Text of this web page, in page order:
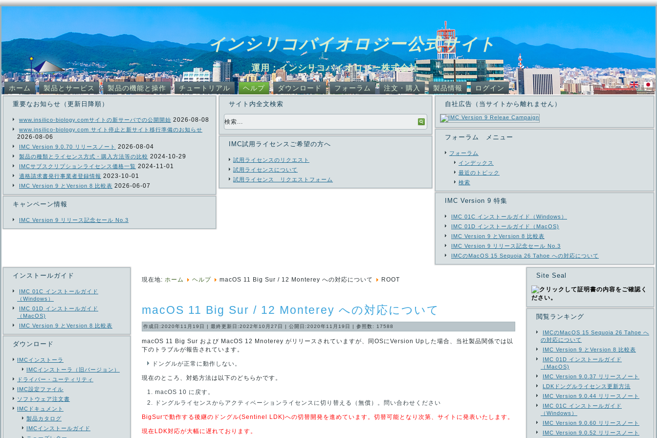
インシリコバイオロジー公式サイト
運用：インシリコバイオロジー株式会社
ホーム 製品とサービス 製品の機能と操作 チュートリアル ヘルプ ダウンロード フォーラム 注文・購入 製品情報 ログイン
重要なお知らせ（更新日降順）
www.insilico-biology.comサイトの新サーバでの公開開始 2026-08-08
www.insilico-biology.com サイト停止と新サイト移行準備のお知らせ
2026-08-06
IMC Version 9.0.70 リリースノート 2026-08-04
製品の種類とライセンス方式・購入方法等の比較 2024-10-29
IMCサブスクリプションライセンス価格一覧 2024-11-01
適格請求書発行事業者登録情報 2023-10-01
IMC Version 9 とVersion 8 比較表 2026-06-07
キャンペーン情報
IMC Version 9 リリース記念セール No.3
サイト内全文検索
IMC試用ライセンスご希望の方へ
試用ライセンスのリクエスト
試用ライセンスについて
試用ライセンス リクエストフォーム
自社広告（当サイトから離れません）
フォーラム メニュー
フォーラム
インデックス
最近のトピック
検索
IMC Version 9 特集
IMC 01C インストールガイド（Windows）
IMC 01D インストールガイド（MacOS)
IMC Version 9 とVersion 8 比較表
IMC Version 9 リリース記念セール No.3
IMCのMacOS 15 Sequoia 26 Tahoe への対応について
インストールガイド
IMC 01C インストールガイド
（Windows）
IMC 01D インストールガイド
（MacOS)
IMC Version 9 とVersion 8 比較表
ダウンロード
IMCインストーラ
IMCインストーラ（旧バージョン）
ドライバー・ユーティリティ
IMC設定ファイル
ソフトウェア注文書
IMCドキュメント
製品カタログ
IMCインストールガイド
現在地: ホーム ヘルプ macOS 11 Big Sur / 12 Monterey への対応について ROOT
macOS 11 Big Sur / 12 Monterey への対応について
作成日:2020年11月19日 | 最終更新日:2022年10月27日 | 公開日:2020年11月19日 | 参照数: 17588
macOS 11 Big Sur および MacOS 12 Mnoterey がリリースされていますが、同OSにVersion Upした場合、当社製品関係では以
下のトラブルが報告されています。
ドングルが正常に動作しない。
現在のところ、対処方法は以下のどちらかです。
macOS 10 に戻す。
ドングルライセンスからアクティベーションライセンスに切り替える（無償）。問い合わせください
BigSurで動作する後継のドングル(Sentinel LDK)への切替開発を進めています。切替可能となり次第、サイトに発表いたします。
現在LDK対応が大幅に遅れております。
Site Seal
閲覧ランキング
IMCのMacOS 15 Sequoia 26 Tahoe へ
の対応について
IMC Version 9 とVersion 8 比較表
IMC 01D インストールガイド
（MacOS)
IMC Version 9.0.37 リリースノート
LDKドングルライセンス更新方法
IMC Version 9.0.44 リリースノート
IMC 01C インストールガイド
（Windows）
IMC Version 9.0.60 リリースノート
IMC Version 9.0.52 リリースノート